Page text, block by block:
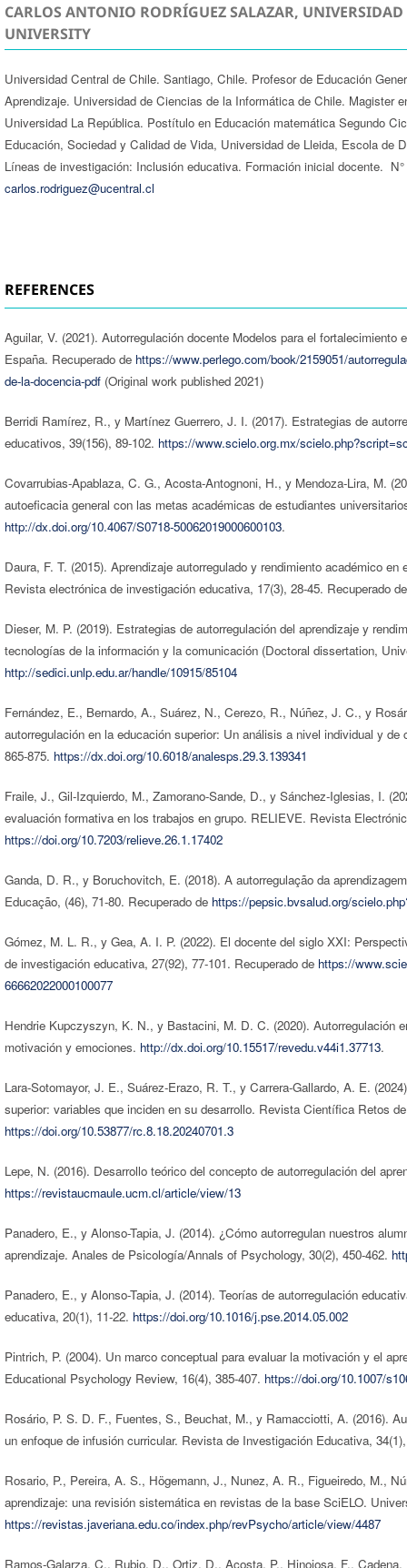
CARLOS ANTONIO RODRÍGUEZ SALAZAR,
UNIVERSITY
Universidad Central de Chile. Santiago, Chile. Profesor de Educación
Aprendizaje. Universidad de Ciencias de la Informática de Chile. Magister
Universidad La República. Postítulo en Educación matemática Segundo
Educación, Sociedad y Calidad de Vida, Universidad de Lleida, Escola de
Líneas de investigación: Inclusión educativa. Formación inicial docente.
carlos.rodriguez@ucentral.cl
REFERENCES
Aguilar, V. (2021). Autorregulación docente Modelos para el
España. Recuperado de https://www.perlego.com/book/2159051/
de-la-docencia-pdf(Original work published 2021)
Berridi Ramírez, R., y Martínez Guerrero, J. I. (2017). Estrategias de
educativos, 39(156), 89-102. https://www.scielo.org.mx/
Covarrubias-Apablaza, C. G., Acosta-Antognoni, H., y Mendoza-Lira, M.
autoeficacia general con las metas académicas de estudiantes
http://dx.doi.org/10.4067/S0718-50062019000600103.
Daura, F. T. (2015). Aprendizaje autorregulado y rendimiento académico
Revista electrónica de investigación educativa, 17(3), 28-45. Recuperado
Dieser, M. P. (2019). Estrategias de autorregulación del aprendizaje y
tecnologías de la información y la comunicación (Doctoral dissertation,
http://sedici.unlp.edu.ar/handle/10915/85104
Fernández, E., Bernardo, A., Suárez, N., Cerezo, R., Núñez, J. C., y
autorregulación en la educación superior: Un análisis a nivel individual y
865-875. https://dx.doi.org/10.6018/analesps.29.3.139341
Fraile, J., Gil-Izquierdo, M., Zamorano-Sande, D., y Sánchez-Iglesias, I.
evaluación formativa en los trabajos en grupo. RELIEVE. Revista
https://doi.org/10.7203/relieve.26.1.17402
Ganda, D. R., y Boruchovitch, E. (2018). A autorregulação da
Educação, (46), 71-80. Recuperado de https://pepsic.bvsalud.org/
Gómez, M. L. R., y Gea, A. I. P. (2022). El docente del siglo XXI:
de investigación educativa, 27(92), 77-101. Recuperado de https://
66662022000100077
Hendrie Kupczyszyn, K. N., y Bastacini, M. D. C. (2020). Autorregulación
motivación y emociones. http://dx.doi.org/10.15517/revedu.v44i1.37713.
Lara-Sotomayor, J. E., Suárez-Erazo, R. T., y Carrera-Gallardo, A. E.
superior: variables que inciden en su desarrollo. Revista Científica Retos
https://doi.org/10.53877/rc.8.18.20240701.3
Lepe, N. (2016). Desarrollo teórico del concepto de autorregulación del
https://revistaucmaule.ucm.cl/article/view/13
Panadero, E., y Alonso-Tapia, J. (2014). ¿Cómo autorregulan nuestros
aprendizaje. Anales de Psicología/Annals of Psychology, 30(2), 450-462.
Panadero, E., y Alonso-Tapia, J. (2014). Teorías de autorregulación
educativa, 20(1), 11-22. https://doi.org/10.1016/j.pse.2014.05.002
Pintrich, P. (2004). Un marco conceptual para evaluar la motivación y el
Educational Psychology Review, 16(4), 385-407. https://doi.org/10.1007/
Rosário, P. S. D. F., Fuentes, S., Beuchat, M., y Ramacciotti, A. (2016).
un enfoque de infusión curricular. Revista de Investigación Educativa,
Rosario, P., Pereira, A. S., Högemann, J., Nunez, A. R., Figueiredo, M.,
aprendizaje: una revisión sistemática en revistas de la base SciELO.
https://revistas.javeriana.edu.co/index.php/revPsycho/article/view/4487
Ramos-Galarza, C., Rubio, D., Ortiz, D., Acosta, P., Hinojosa, F.,